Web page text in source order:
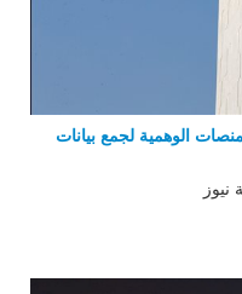
الوهمية لجمع بيانات
نيوز